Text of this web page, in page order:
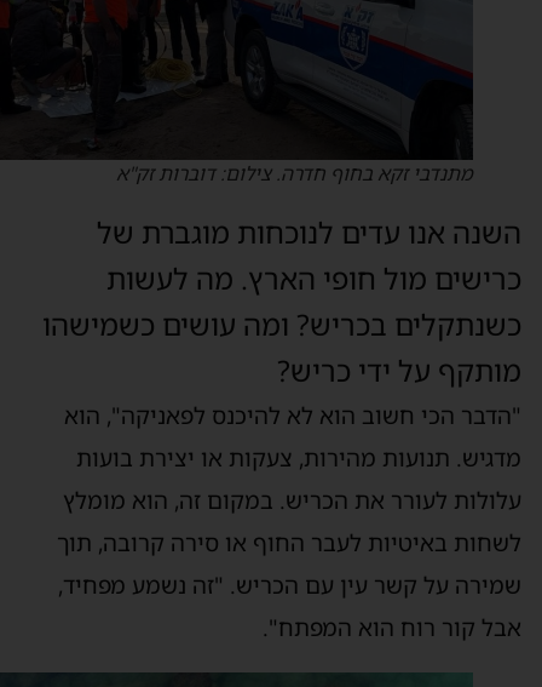
מתנדבי זקא בחוף חדרה. צילום: דוברות זק"א
אנו עדים לנוכחות מוגברת של
מול חופי הארץ. מה לעשות
בכריש? ומה עושים כשמישהו
על ידי כריש?
הכי חשוב הוא לא להיכנס לפאניקה", הוא
תנועות מהירות, צעקות או יצירת בועות
לעורר את הכריש. במקום זה, הוא מומלץ
באיטיות לעבר החוף או סירה קרובה, תוך
על קשר עין עם הכריש. "זה נשמע מפחיד,
קור רוח הוא המפתח".